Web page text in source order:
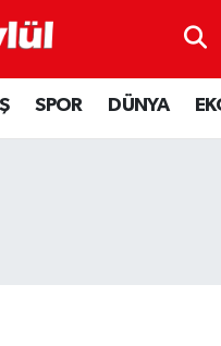
SPOR DÜNYA